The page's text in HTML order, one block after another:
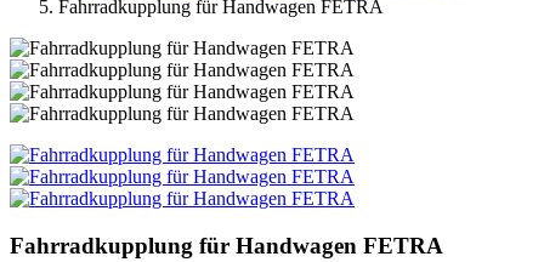
Fahrradkupplung für Handwagen FETRA
Fahrradkupplung für Handwagen FETRA